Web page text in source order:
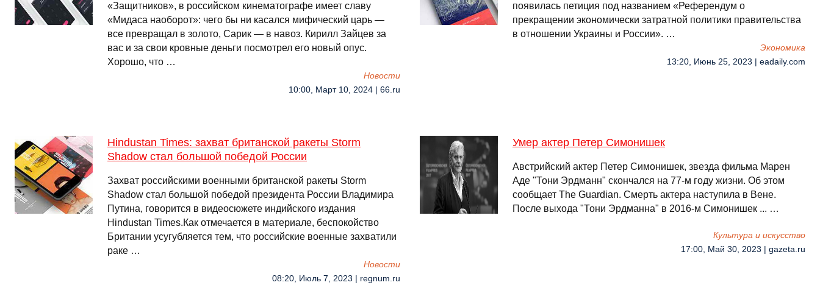
«Защитников», в российском кинематографе имеет славу
«Мидаса наоборот»: чего бы ни касался мифический царь —
все превращал в золото, Сарик — в навоз. Кирилл Зайцев за
вас и за свои кровные деньги посмотрел его новый опус.
Хорошо, что …
Новости
10:00, Март 10, 2024 | 66.ru
появилась петиция под названием «Референдум о
прекращении экономически затратной политики правительства
в отношении Украины и России». …
Экономика
13:20, Июнь 25, 2023 | eadaily.com
Hindustan Times: захват британской ракеты Storm
Shadow стал большой победой России
Захват российскими военными британской ракеты Storm
Shadow стал большой победой президента России Владимира
Путина, говорится в видеосюжете индийского издания
Hindustan Times.Как отмечается в материале, беспокойство
Британии усугубляется тем, что российские военные захватили
раке …
Новости
08:20, Июль 7, 2023 | regnum.ru
Умер актер Петер Симонишек
Австрийский актер Петер Симонишек, звезда фильма Марен
Аде "Тони Эрдманн" скончался на 77-м году жизни. Об этом
сообщает The Guardian. Смерть актера наступила в Вене.
После выхода "Тони Эрдманна" в 2016-м Симонишек ... …
Культура и искусство
17:00, Май 30, 2023 | gazeta.ru